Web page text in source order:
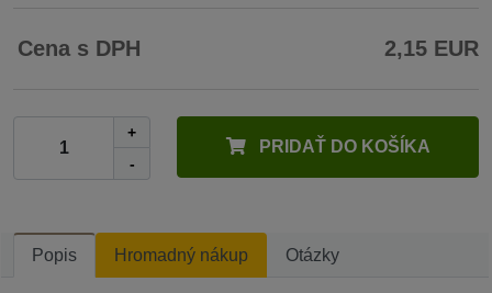
Cena s DPH 2,15 EUR
+
-
PRIDAŤ DO KOŠÍKA
Popis Hromadný nákup Otázky